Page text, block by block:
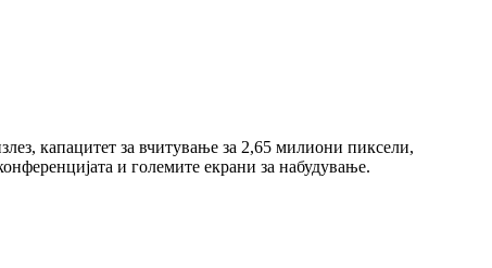
капацитет за вчитување за 2,65 милиони пиксели,
и големите екрани за набудување.